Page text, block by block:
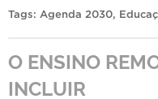
Tags: Agenda 2030,
O ENSINO
INCLUIR